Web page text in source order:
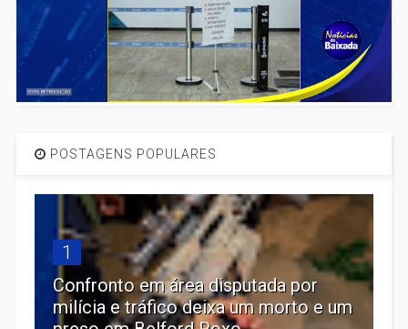
POSTAGENS POPULARES
1
Confronto em área disputada por
milícia e tráfico deixa um morto e um